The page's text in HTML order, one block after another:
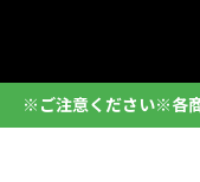
※ご注意ください※各商